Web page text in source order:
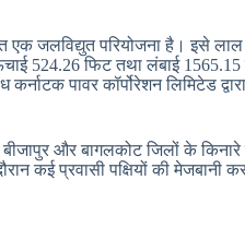
जलविद्युत परियोजना है। इसे लाल
524.26 फिट तथा लंबाई
पावर कॉर्पोरेशन लिमिटेड
और बागलकोट जिलों के
कई प्रवासी पक्षियों की